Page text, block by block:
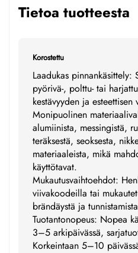
Tietoa tuotteesta
Korostettu
Laadukas pinnankäsittely:
pyörivä-, polttu- tai
kestävyyden ja esteettisen
Monipuolinen
alumiinista, messingistä,
teräksestä, seoksesta,
materiaaleista, mikä
käyttötavat.
Mukautusvaihtoehdot:
viivakoodeilla tai
brändäystä ja
Tuotantonopeus: Nopea
3–5 arkipäivässä,
Korkeintaan 5–10